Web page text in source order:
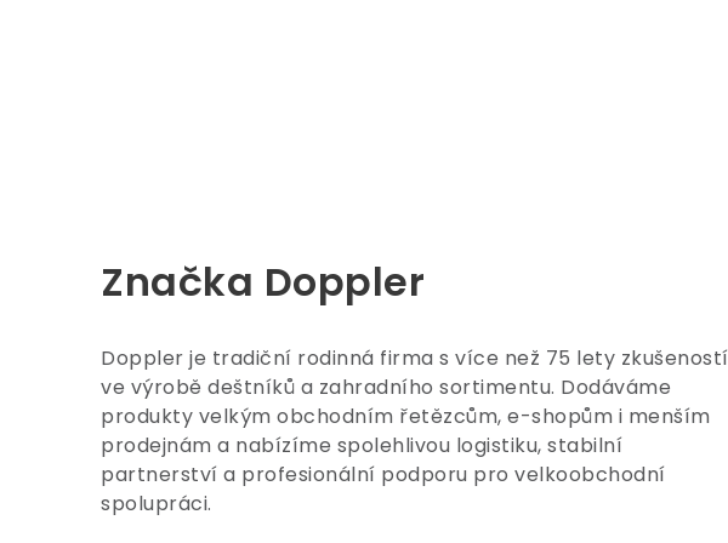
Značka Doppler
Doppler je tradiční rodinná firma s více než 75 lety zkušeností
ve výrobě deštníků a zahradního sortimentu. Dodáváme
produkty velkým obchodním řetězcům, e-shopům i menším
prodejnám a nabízíme spolehlivou logistiku, stabilní
partnerství a profesionální podporu pro velkoobchodní
spolupráci.